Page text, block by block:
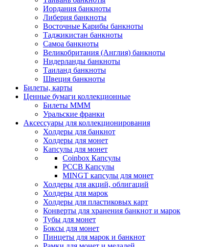
Иордания банкноты
Либерия банкноты
Восточные Карибы банкноты
Таджикистан банкноты
Самоа банкноты
Великобритания (Англия) банкноты
Нидерланды банкноты
Таиланд банкноты
Швеция банкноты
Билеты, карты
Ценные бумаги коллекционные
Билеты МММ
Уральские франки
Аксессуары для коллекционирования
Холдеры для банкнот
Холдеры для монет
Капсулы для монет
Coinbox Капсулы
РССВ Капсулы
MINGT капсулы для монет
Холдеры для акций, облигаций
Холдеры для марок
Холдеры для пластиковых карт
Конверты для хранения банкнот и марок
Тубы для монет
Боксы для монет
Пинцеты для марок и банкнот